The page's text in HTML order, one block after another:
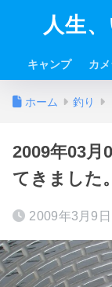
人生
キャンプ カメ
ホーム 釣り
2009年03
てきました。
2009年3月9日